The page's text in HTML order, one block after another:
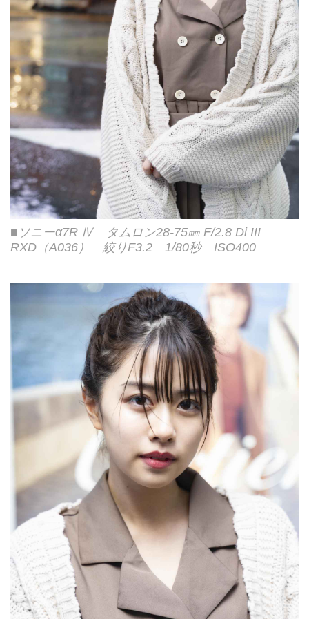
■ソニーα7R Ⅳ タムロン28-75㎜ F/2.8 Di III
RXD（A036） 絞りF3.2 1/80秒 ISO400